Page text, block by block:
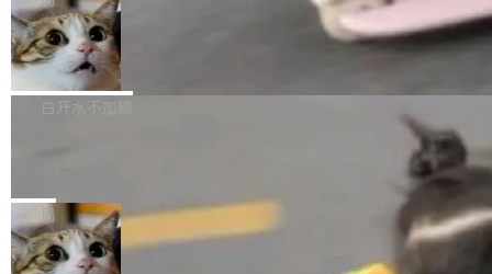
l 迁移或唤醒时，新宿主从 S3 恢复 SQLite 数据
库继续执行。存储库是持久化的唯一真相...
te 17 Pro、OPPO K15，要么是vivo X300 E这
样的次旗舰。 Galaxy Z Fold8 Ultra / Z Fold8 /
Z Flip8三款折叠屏新机均在7月22日发布，且全
部搭载骁龙8 Elite Gen5 for Galaxy，它们本该
本控制系统。目前处于 Early Access 阶段。 De
ltaDB 的核心思路直接写在 landing page 最显
眼的位置：「Software is made between com
mits」——软件是在 commit 之间写出来的。git
是把这段空隙补上。 回退到任何一次编辑：Delt
aDB 捕获 commit 之间的每一次操作，...
SpaceXAI 单季资本开支达 183 亿美元
根据风险投资人Tomer Tunguz 博客（VC 分
析）披露的最新分析与第二季度业绩报告，Spac
微软同期总资本开支的四成。 与亚马逊、Alpha
bet、微软以及 Meta 等传统科技巨头相比，Spa
ceXAI的资金消耗速度尤为引人瞩目。然而，支
白开水不加糖
一个在终端里运行的编程 agent；Muse Spark
1.2，驱动这个 agent 的新模型。一句话概括：
你可以用 curl -fsSL https://dev.meta.ai/install.
局
美团开源 LoHoSearch，用知识图谱校